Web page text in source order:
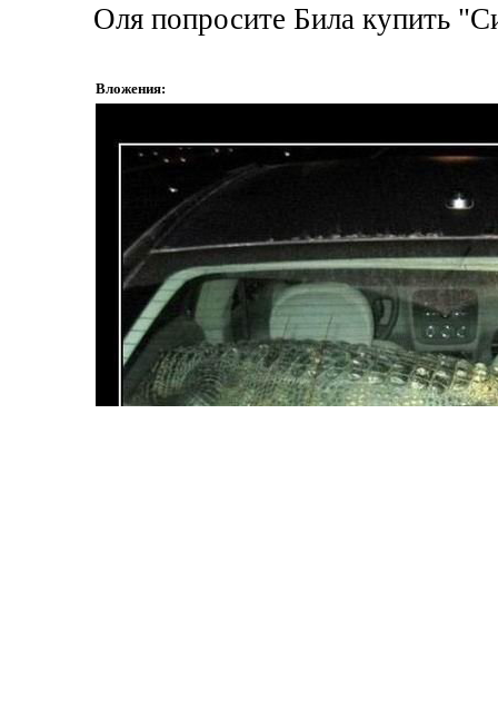
Оля попросите Била купить
Вложения: